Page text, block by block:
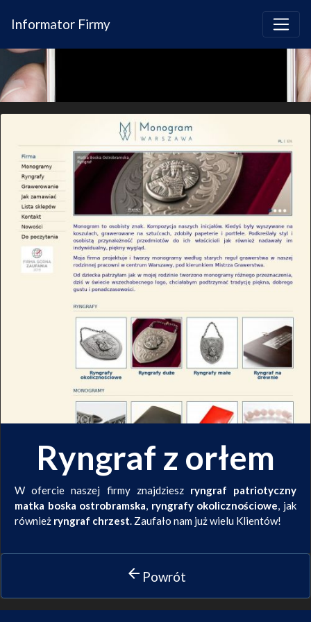
Informator Firmy
Ryngraf z orłem
W ofercie naszej firmy znajdziesz ryngraf patriotyczny
matka boska ostrobramska ryngrafy okolicznościowe , jak
również ryngraf chrzest . Zaufało nam już wielu Klientów!
arrow_back Powrót